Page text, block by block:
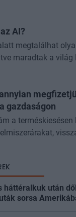
AI?
megtalálhat
maradtak a világ
gazdaságon
a terméskiesésen
háttéralkuk után
sorsa